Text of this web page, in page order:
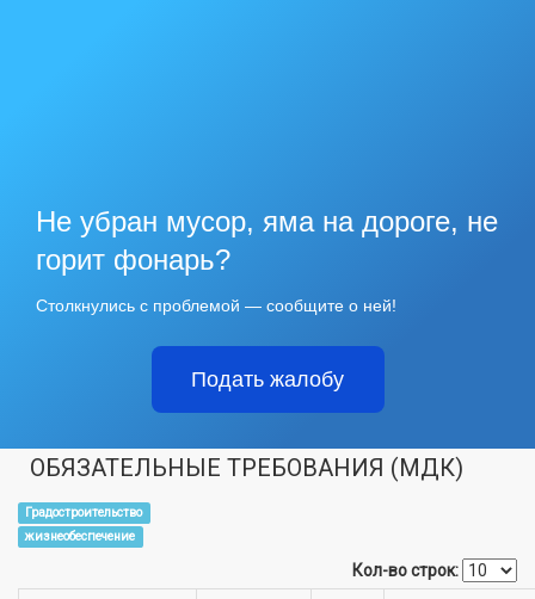
Не убран мусор, яма на дороге, не
горит фонарь?
Столкнулись с проблемой — сообщите о ней!
Подать жалобу
ОБЯЗАТЕЛЬНЫЕ ТРЕБОВАНИЯ (МДК)
Градостроительство
жизнеобеспечение
Кол-во строк: